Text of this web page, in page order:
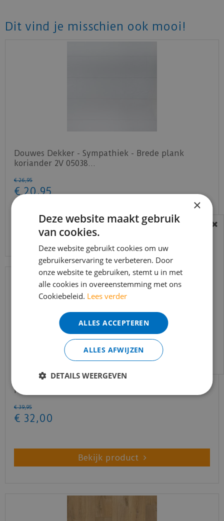
Dit vind je misschien ook mooi!
Douwes Dekker - Sympathiek - Brede plank
koriander 2V 05038…
€ 26,95
€ 20,95
Bekijk product
Quick-step - Capture - SIG4763 Geborstelde eik
natuur (Lami…
€ 39,95
€ 32 ,00
Bekijk product
BEREIKBAARHEID
In verband met de vakantie periode zijn wij
t/m 14 augustus telefonisch helaas niet
bereikbaar.
Bestelling worden uiteraard verwerkt
echter iets minder snel dan wat je van ons
gewend bent.
Voor vragen kan je ons bereiken via
info@merkvloerenwinkel.nl
×
Deze website maakt gebruik
van cookies.
Deze website gebruikt cookies om uw
gebruikerservaring te verbeteren. Door
onze website te gebruiken, stemt u in met
alle cookies in overeenstemming met ons
Cookiebeleid. Lees verder
ALLES ACCEPTEREN
ALLES AFWIJZEN
DETAILS WEERGEVEN